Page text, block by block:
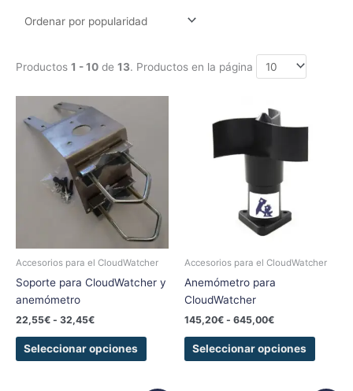
Productos 1 - 10 de 13. Productos en la página
Accesorios para el CloudWatcher
Soporte para CloudWatcher y
anemómetro
22,55€ - 32,45€
de
precios:
desde
22,55€
hasta
32,45€
Seleccionar opciones
variantes.
Las
opciones
se
pueden
elegir
en
Accesorios para el CloudWatcher
Anemómetro para
CloudWatcher
145,20€ - 645,00€
de
precios:
hasta
Seleccionar opciones
elegir